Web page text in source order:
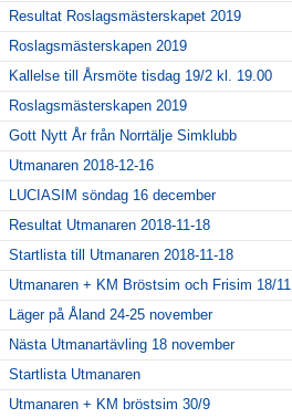
Resultat Roslagsmästerskapet 2019
Roslagsmästerskapen 2019
Kallelse till Årsmöte tisdag 19/2 kl. 19.00
Roslagsmästerskapen 2019
Gott Nytt År från Norrtälje Simklubb
Utmanaren 2018-12-16
LUCIASIM söndag 16 december
Resultat Utmanaren 2018-11-18
Startlista till Utmanaren 2018-11-18
Utmanaren + KM Bröstsim och Frisim 18/11
Läger på Åland 24-25 november
Nästa Utmanartävling 18 november
Startlista Utmanaren
Utmanaren + KM bröstsim 30/9